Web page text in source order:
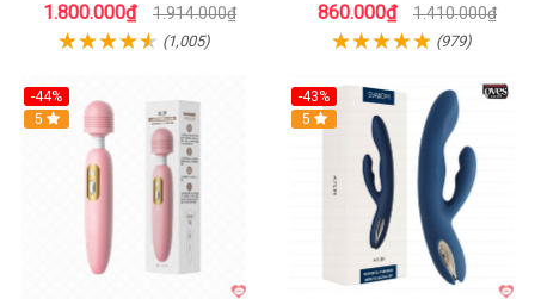
1.800.000₫ 1.914.000₫
(1,005)
860.000₫ 1.410.000₫
(979)
-44%
Hot
5
-43%
Hot
5